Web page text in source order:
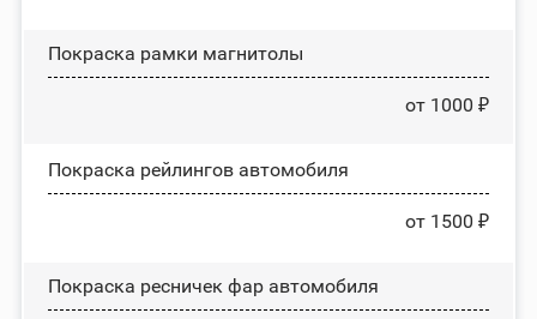
Покраска рамки магнитолы
от 1000 ₽
Покраска рейлингов автомобиля
от 1500 ₽
Покраска ресничек фар автомобиля